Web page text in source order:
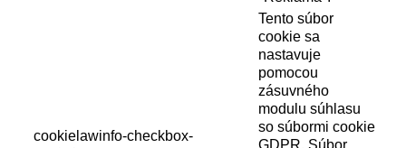
cookielawinfo-checkbox-
Tento súbor
cookie sa
nastavuje
pomocou
zásuvného
modulu súhlasu
so súbormi cookie